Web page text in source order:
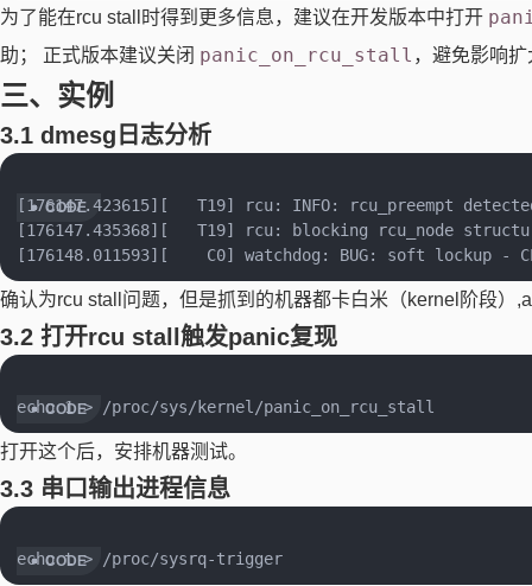
为了能在rcu stall时得到更多信息，建议在开发版本中打开
助； 正式版本建议关闭 panic_on_rcu_stall ，避免影响
三、实例
3.1 dmesg日志分析
[176147.423615][   T19] rcu: INFO: rcu_preempt
[176147.435368][   T19] rcu: blocking rcu_node
确认为rcu stall问题，但是抓到的机器都卡白米（kernel阶段）
3.2 打开rcu stall触发panic复现
打开这个后，安排机器测试。
3.3 串口输出进程信息